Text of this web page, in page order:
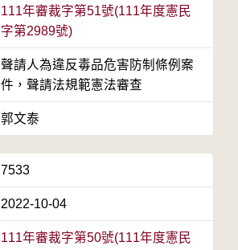
111年審裁字第51號(111年度憲民
字第2989號)
聲請人為違反毒品危害防制條例案
件，聲請法規範憲法審查
郭文泰
7533
2022-10-04
111年審裁字第50號(111年度憲民